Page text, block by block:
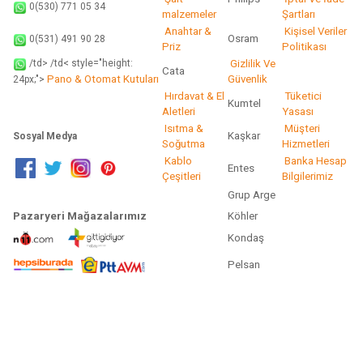
0(530) 771 05 34
malzemeler
Şartları
0(531) 491 90 28
Anahtar &
Priz
Osram
Kişisel Veriler
Politikası
/td> /td< style="height:
24px;"> Pano & Otomat Kutuları
Cata
Gizlilik Ve
Güvenlik
Hırdavat & El
Aletleri
Kumtel
Tüketici
Yasası
Sosyal Medya
Isıtma &
Soğutma
Kaşkar
Müşteri
Hizmetleri
Kablo
Çeşitleri
Entes
Banka Hesap
Bilgilerimiz
Grup Arge
Pazaryeri Mağazalarımız
Köhler
Kondaş
Pelsan